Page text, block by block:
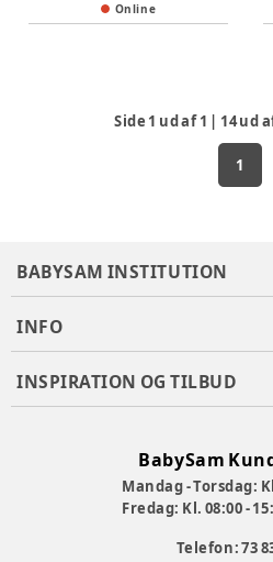
Online
Side 1 ud af1 14ud
1
BABYSAM INSTITUTION
INFO
INSPIRATION OG TILBUD
BabySam
Mandag - Torsdag:
Fredag: Kl. 08:00 -
Telefon: 73